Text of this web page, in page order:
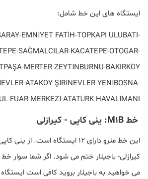
ایستگاه های این خط شامل:
EMNİYET FATİH-TOPKAPI ULUBATI-
SAĞMALCILAR-KACATEPE-OTOGAR-
MERTER-ZEYTİNBURNU-BAKIRKÖY
ATAKÖY ŞİRİNEVLER-YENİBOSNA-
FUAR MERKEZİ-ATATÜRK HAVALİMANI
خط M1B: ینی کاپی - کیرازلی
این خط مترو دارای 12 ایستگاه است.